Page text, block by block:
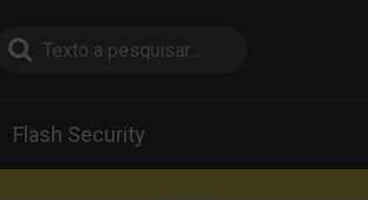
Flash Security